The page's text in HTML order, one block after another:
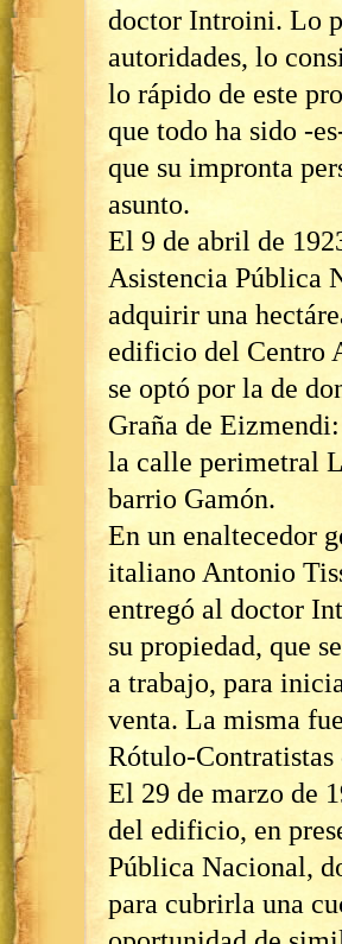
doctor Introini. Lo
autoridades, lo
lo rápido de este
que todo ha sido -
que su impronta
asunto.
El 9 de abril de
Asistencia Pública
adquirir una
edificio del Centro
se optó por la de
Graña de
la calle perimetral
barrio Gamón.
En un enaltecedor
italiano Antonio
entregó al doctor
su propiedad, que
a trabajo, para
venta. La misma
Rótulo-Contratistas
El 29 de marzo de
del edificio, en
Pública Nacional,
para cubrirla una